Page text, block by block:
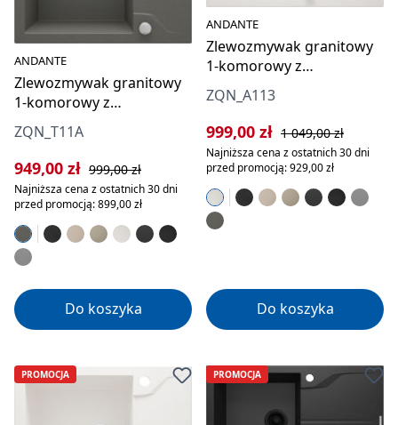
ANDANTE
Zlewozmywak granitowy
1-komorowy z
ociekaczem
ZQN_T11A
Cena sprzedaży:
949,00 zł Cena regularna:
999,00 zł
Najniższa cena z ostatnich 30 dni
przed promocją: 899,00 zł
Do koszyka
ANDANTE
Zlewozmywak granitowy
1-komorowy z
ociekaczem
ZQN_A113
Cena sprzedaży:
999,00 zł Cena regularna:
1 049,00 zł
Najniższa cena z ostatnich 30 dni
przed promocją: 929,00 zł
Do koszyka
PROMOCJA PROMOCJA